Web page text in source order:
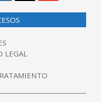
LEGAL